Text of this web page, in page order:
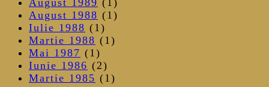
August 1988 (1)
Iulie 1988 (1)
Martie 1988 (1)
Mai 1987 (1)
Iunie 1986 (2)
Martie 1985 (1)